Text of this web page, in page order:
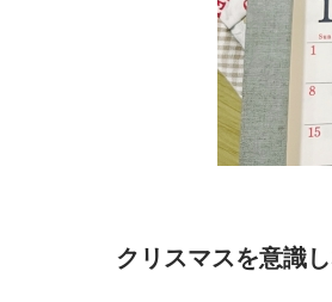
クリスマスを意識